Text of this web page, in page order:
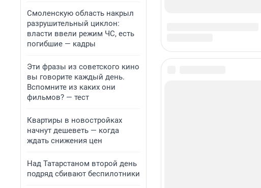
Смоленскую область накрыл
разрушительный циклон:
власти ввели режим ЧС, есть
погибшие — кадры
Эти фразы из советского кино
вы говорите каждый день.
Вспомните из каких они
фильмов? — тест
Квартиры в новостройках
начнут дешеветь — когда
ждать снижения цен
Над Татарстаном второй день
подряд сбивают беспилотники